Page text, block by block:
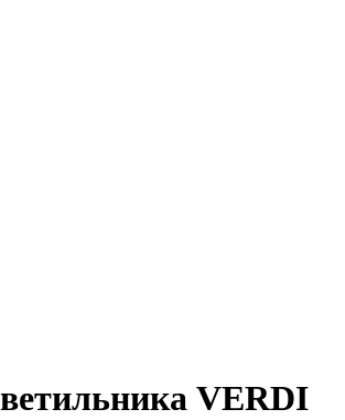
VERDI